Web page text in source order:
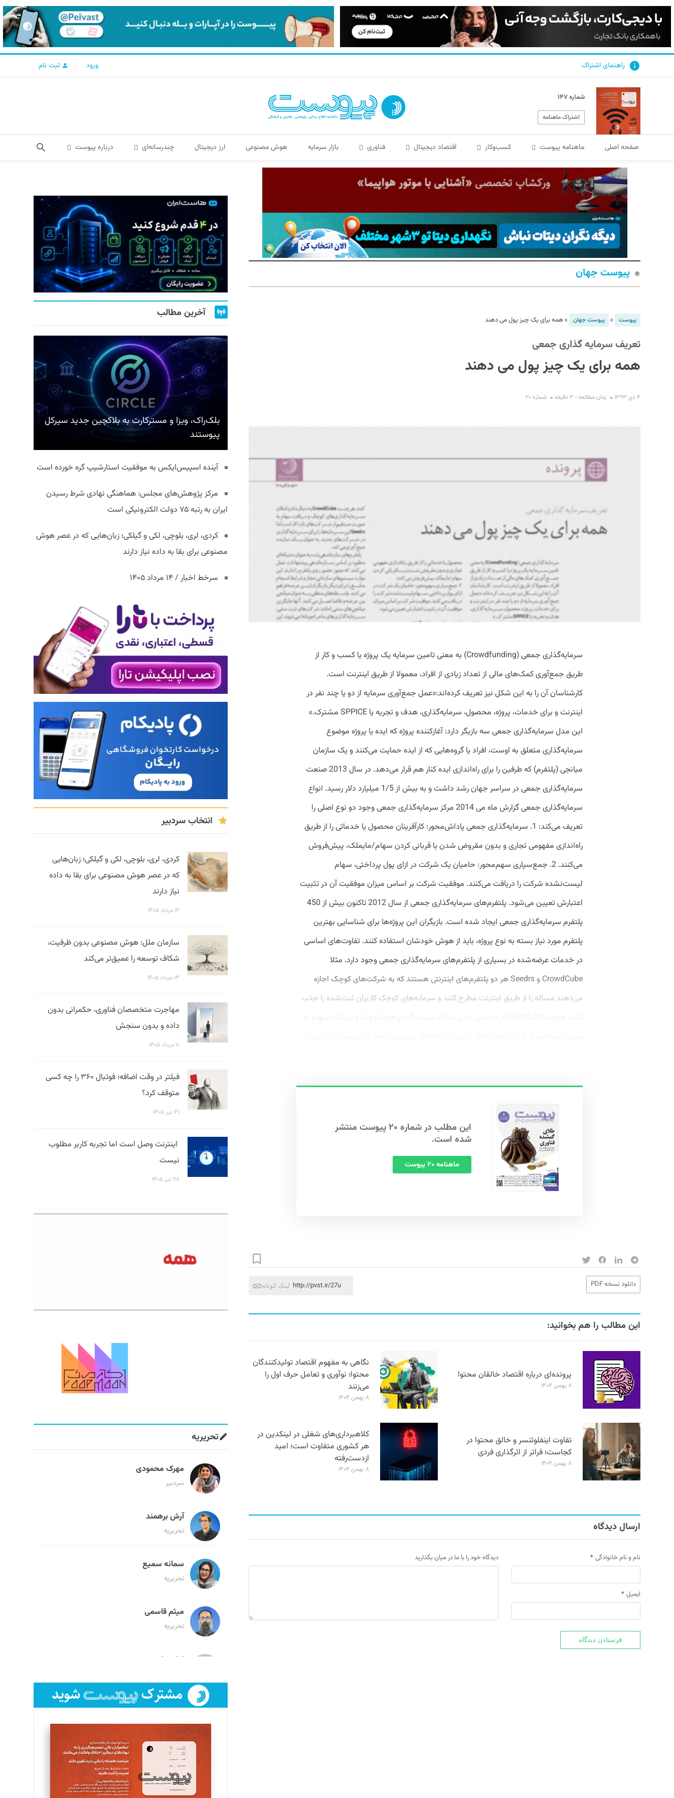
راهنمای اشتراک ورود ثبت نام
شماره ۱۴۷
اشتراک ماهنامه
صفحه اصلی ماهنامه پیوست کسب‌و‌کار اقتصاد دیجیتال فناوری بازار سرمایه هوش مصنوعی ارز دیجیتال چندرسانه‌ای درباره پیوست
پیوست جهان
پیوست » پیوست جهان »همه برای یک چیز پول می دهند
تعریف سرمایه گذاری جمعی
همه برای یک چیز پول می دهند
۴ دی ۱۳۹۳ زمان مطالعه : ۳ دقیقه شماره ۲۰
سرمایه‌گذاری جمعی (Crowdfunding) به معنی تامین سرمایه یک پروژه یا کسب و کار از
طریق جمع‌آوری کمک‌های مالی از تعداد زیادی از افراد، معمولا از طریق اینترنت است.
کارشناسان آن را به این شکل نیز تعریف کرده‌اند:«عمل جمع‌آوری سرمایه از دو یا چند نفر در
اینترنت و برای خدمات، پروژه، محصول، سرمایه‌گذاری، هدف و تجریه یا SPPICE مشترک.»
این مدل سرمایه‌گذاری جمعی سه بازیگر دارد: آغازکننده پروژه که ایده یا پروژه موضوع
سرمایه‌گذاری متعلق به اوست، افراد یا گروه‌هایی که از ایده حمایت می‌کنند و یک سازمان
میانجی (پلتفرم) که طرفین را برای راه‌اندازی ایده کنار هم قرار می‌دهد. در سال 2013 صنعت
سرمایه‌گذاری جمعی در سراسر جهان رشد داشت و به بیش از 1/5 میلیارد دلار رسید. انواع
سرمایه‌گذاری جمعی گزارش ماه می 2014 مرکز سرمایه‌گذاری جمعی وجود دو نوع اصلی را
تعریف می‌کند: 1. سرمایه‌گذاری جمعی پاداش‌محور: کارآفرینان محصول یا خدماتی را از طریق
راه‌اندازی مفهومی تجاری و بدون مقروض شدن یا قربانی کردن سهام/مایملک، پیش‌فروش
می‌کنند. 2. جمع‌سپاری سهم‌محور: حامیان یک شرکت در ازای پول پرداختی، سهام
لیست‌نشده شرکت را دریافت می‌کنند. موفقیت شرکت بر اساس میزان موفقیت آن در تثبیت
اعتبارش تعیین می‌شود. پلتفرم‌های سرمایه‌گذاری جمعی از سال 2012 تاکنون بیش از 450
پلتفرم سرمایه‌گذاری جمعی ایجاد شده است. بازیگران این پروژه‌ها برای شناسایی بهترین
پلتفرم مورد نیاز بسته به نوع پروژه، باید از هوش خودشان استفاده کنند. تفاوت‌های اساسی
در خدمات عرضه‌شده در بسیاری از پلتفرم‌های سرمایه‌گذاری جمعی وجود دارد. مثلا
CrowdCube و Seedrs هر دو پلتفرم‌های اینترنتی هستند که به شرکت‌های کوچک اجازه
می‌دهند مساله را از طریق اینترنت مطرح کنند و سرمایه‌های کوچک کاربران ثبت‌شده را جذب
این مطلب در شماره ۲۰ پیوست منتشر
شده است.
ماهنامه ۲۰ پیوست
دانلود نسخه PDF لینک کوتاه http://pvst.ir/27u
این مطالب را هم بخوانید:
پرونده‌ای درباره اقتصاد خالقان محتوا
۸ بهمن ۱۴۰۴
نگاهی به مفهوم اقتصاد تولیدکنندگان
محتوا؛ نوآوری و تعامل حرف اول را
می‌زنند
۸ بهمن ۱۴۰۴
تفاوت اینفلوئنسر و خالق محتوا در
کجاست؛ فراتر از اثرگذاری فردی
۸ بهمن ۱۴۰۴
کلاهبرداری‌های شغلی در لینکدین در
هر کشوری متفاوت است؛ امید
ازدست‌رفته
۸ بهمن ۱۴۰۴
ارسال دیدگاه
نام و نام خانوادگی *
ایمیل *
دیدگاه خود را با ما در میان بگذارید
آخرین مطالب
بلک‌راک، ویزا و مسترکارت به بلاکچین جدید سیرکل
پیوستند
آینده اسپیس‌ایکس به موفقیت استارشیپ گره خورده است
مرکز پژوهش‌های مجلس: هماهنگی نهادی شرط رسیدن
ایران به رتبه ۷۵ دولت الکترونیکی است
کردی، لری، بلوچی، لکی و گیلکی؛ زبان‌هایی که در عصر هوش
مصنوعی برای بقا به داده نیاز دارند
سرخط اخبار / ۱۴ مرداد ۱۴۰۵
انتخاب سردبیر
کردی، لری، بلوچی، لکی و گیلکی؛ زبان‌هایی
که در عصر هوش مصنوعی برای بقا به داده
نیاز دارند
۱۴ مرداد ۱۴۰۵
سازمان ملل: هوش مصنوعی بدون ظرفیت،
شکاف توسعه را عمیق‌تر می‌کند
۱۳ مرداد ۱۴۰۵
مهاجرت متخصصان فناوری، حکمرانی بدون
داده و بدون سنجش
۱۰ مرداد ۱۴۰۵
فیلتر در وقت اضافه؛ فوتبال ۳۶۰ را چه کسی
متوقف کرد؟
۳۱ تیر ۱۴۰۵
اینترنت وصل است اما تجربه کاربر مطلوب
نیست
۲۸ تیر ۱۴۰۵
تحریریه
مهرک محمودی
سردبیر
آرش برهمند
تحریریه
سمانه سمیع
تحریریه
میثم قاسمی
تحریریه
لیلا حنارود
فائزه فتحی رستمی
تحریریه
سروش کرمیان
تحریریه